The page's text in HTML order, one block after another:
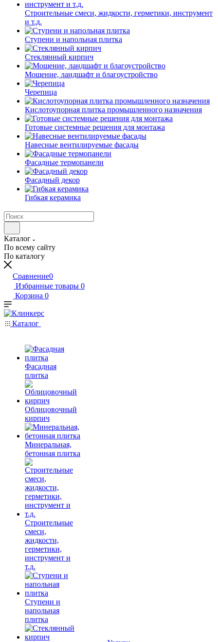
Строительные смеси, жидкости, герметики, инструмент
и т.д.
Ступени и напольная плитка
Cтеклянный кирпич
Мощение, ландшафт и благоустройство
Черепица
Кислотоупорная плитка промышленного назначения
Готовые системные решения для монтажа
Навесные вентилируемые фасады
Фасадные термопанели
Фасадный декор
Гибкая керамика
Каталог
По всему сайту
По каталогу
Сравнение0
Избранные товары 0
Корзина 0
Каталог
Фасадная
плитка
Облицовочный
кирпич
Минеральная,
бетонная плитка
Строительные
смеси,
жидкости,
герметики,
инструмент и
т.д.
Ступени и
напольная
плитка